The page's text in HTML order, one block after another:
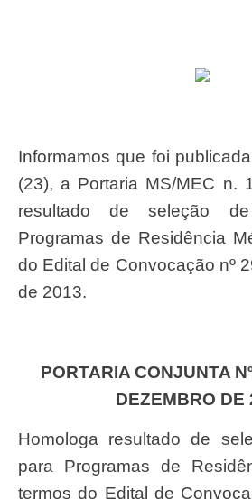
Informamos que foi publicada no DOU de hoje
(23), a Portaria MS/MEC n.
resultado de seleção
Programas de Residência
do Edital de Convocação nº
de 2013.
PORTARIA CONJUNTA Nº 12, DE 20 DE
DEZEMBRO DE
Homologa resultado de seleção de Projetos
para Programas de
termos do Edital de